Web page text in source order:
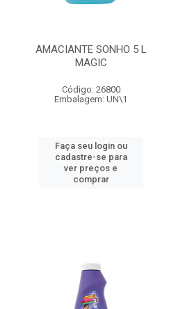
AMACIANTE SONHO 5 L
MAGIC
Código: 26800
Embalagem: UN\1
Faça seu login ou
cadastre-se para
ver preços e
comprar